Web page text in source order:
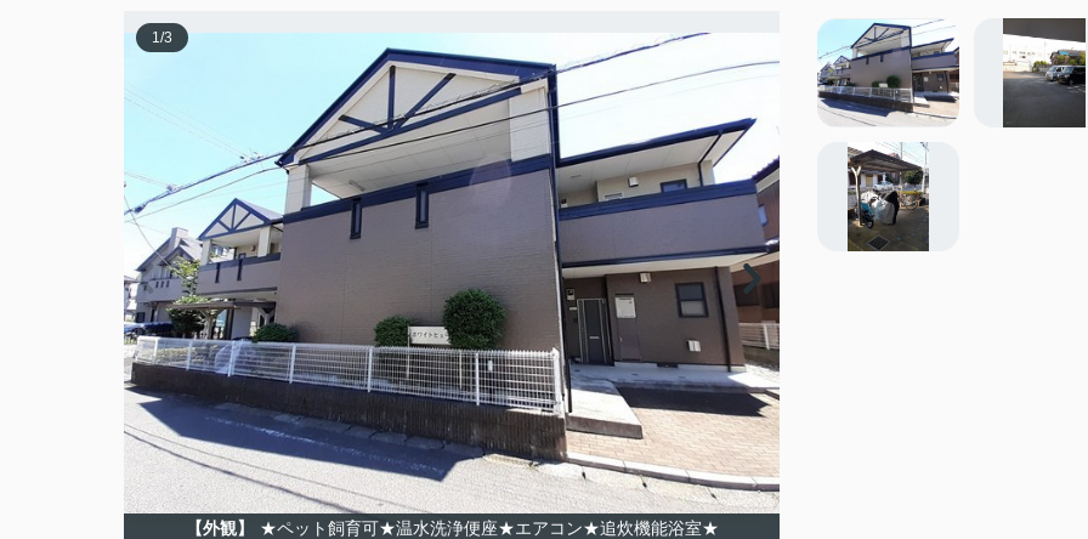
1/3
【外観】 ★ペット飼育可★温水洗浄便座★エアコン★追炊機能浴室★